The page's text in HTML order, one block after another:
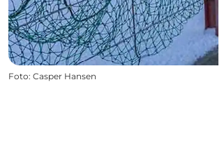
Foto: Casper Hansen